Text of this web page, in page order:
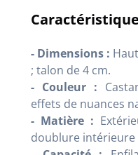
- Dimensions :
; talon de 4 cm.
- Couleur :
effets de nuances
- Matière :
doublure intérieure